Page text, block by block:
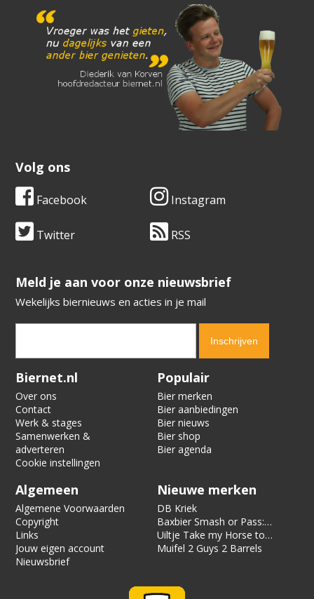
Volg ons
Facebook Instagram
Twitter RSS
​​​​​​​Meld je aan voor onze nieuwsbrief
Wekelijks biernieuws en acties in je mail
Verification code:
Biernet.nl
Over ons
Contact
Werk & stages
Samenwerken &
adverteren
Cookie instellingen
Populair
Bier merken
Bier aanbiedingen
Bier nieuws
Bier shop
Bier agenda
Algemeen
Algemene Voorwaarden
Copyright
Links
Jouw eigen account
Nieuwsbrief
Nieuwe merken
DB Kriek
Baxbier Smash or Pass:
Strata
Uiltje Take my Horse to
the Hotel Room
Muifel 2 Guys 2 Barrels